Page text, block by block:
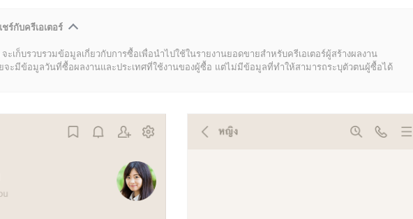
ร์กับครีเอเตอร์
จะเก็บรวบรวมข้อมูลเกี่ยวกับการซื้อเพื่อนำไปใช้ในรายงานยอดขายสำหรับครีเอเตอร์ผู้สร้างผลงาน
จะมีข้อมูลวันที่ซื้อผลงานและประเทศที่ใช้งานของผู้ซื้อ แต่ไม่มีข้อมูลที่ทำให้สามารถระบุตัวตนผู้ซื้อได้